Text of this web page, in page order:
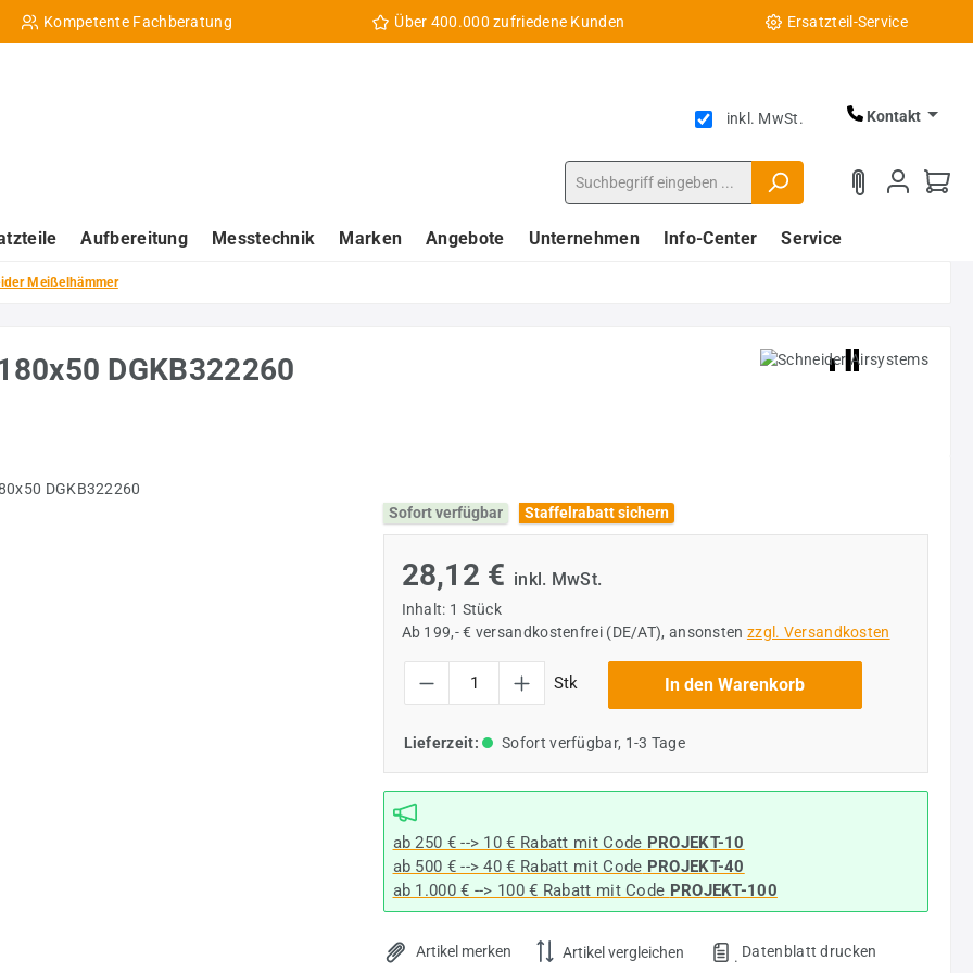
Kompetente Fachberatung Über 400.000 zufriedene Kunden Ersatzteil-Service
inkl. MwSt. Kontakt
Aufbereitung Messtechnik Marken Angebote Unternehmen Info-Center Service
Meißelhämmer
DGKB322260
Sofort verfügbar
Staffelrabatt sichern
28,12 € inkl. MwSt.
Inhalt: 1 Stück
Ab 199,- € versandkostenfrei (DE/AT), ansonsten zzgl. Versandkosten
Stk In den Warenkorb
Lieferzeit: Sofort verfügbar, 1-3 Tage
ab 250 € --> 10 € Rabatt mit Code PROJEKT-10
ab 500 € --> 40 € Rabatt mit Code PROJEKT-40
ab 1.000 € --> 100 € Rabatt mit Code PROJEKT-100
Artikel merken Artikel vergleichen . Datenblatt drucken